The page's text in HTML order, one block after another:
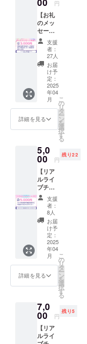
持ちを
込め
て、支
援証明
書(デジ
タル)を
お送り
しま
す。
しま
す。
円
【お礼
のメッ
セージ
動画】
感謝の
気持ち
を込め
て、お
名前を
呼んで
お礼の
メッ
セージ
動画を
お送り
しま
支援
時、必
ず備考
欄に希
望され
るお名
前をご
記入く
ださ
い。 ・
収録時
間：約3
分間 ・
提供方
法：
メール
にURL
【お名
前掲
載】
4/26の
ライブ
支援
者：
27人
お届
け予
定：
2025
年04
月
詳細を見る
こ
の
リ
タ
ー
ン
を
選
択
す
る
5,0
00 円
残り22
【リア
ルライ
ブチ
ケッ
ト】 ・
日程：
2025年
4月26
日 16
時~17時
予定 ・
場所：
エンタ
ス秋葉
原 ・支
援者様
費や滞
在費は
各自で
ご負担
くださ
支援
者：
8人
お届
け予
定：
2025
年04
月
詳細を見る
こ
の
リ
タ
ー
ン
を
選
択
す
る
7,0
00 円
残り5
【リア
ルライ